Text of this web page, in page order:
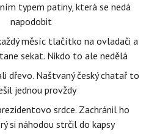
typem patiny, která se nedá
napodobit
měsíc tlačítko na ovladači a
sekat. Nikdo to ale nedělá
dřevo. Naštvaný český chatař to
jednou provždy
srdce. Zachránil ho
si náhodou strčil do kapsy